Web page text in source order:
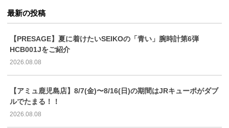
最新の投稿
【PRESAGE】夏に着けたいSEIKOの「青い」腕時計第6弾
HCB001Jをご紹介
2026.08.08
【アミュ鹿児島店】8/7(金)〜8/16(日)の期間はJRキューポがダブ
ルでたまる！！
2026.08.08